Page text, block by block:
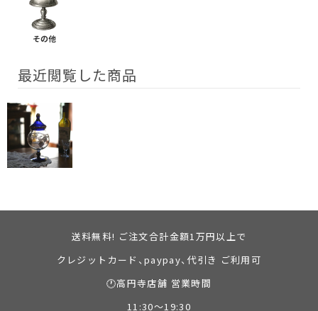
その他
最近閲覧した商品
送料無料! ご注文合計金額1万円以上で
クレジットカード、paypay、代引き ご利用可
🕐高円寺店舗 営業時間
11:30～19:30